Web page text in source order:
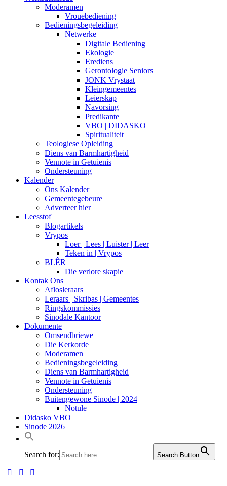
Moderamen
Vrouebediening
Bedieningsbegeleiding
Netwerke
Digitale Bediening
Ekologie
Erediens
Gerontologie Seniors
JONK Vrystaat
Kleingemeentes
Leierskap
Navorsing
Predikante
VBO | DIDASKO
Spiritualiteit
Teologiese Opleiding
Diens van Barmhartigheid
Vennote in Getuienis
Ondersteuning
Kalender
Ons Kalender
Gemeentegebeure
Adverteer hier
Leesstof
Blogartikels
Vrypos
Loer | Lees | Luister | Leer
Teken in | Vrypos
BLÊR
Die verlore skapie
Kontak Ons
Aflosleraars
Leraars | Skribas | Gemeentes
Ringskommissies
Sinodale Kantoor
Dokumente
Omsendbriewe
Die Kerkorde
Moderamen
Bedieningsbegeleiding
Diens van Barmhartigheid
Vennote in Getuienis
Ondersteuning
Buitengewone Sinode | 2024
Notule
Didasko VBO
Sinode 2026
Search for: Search Button